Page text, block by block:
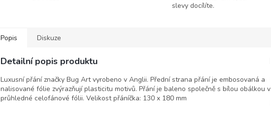
slevy docílíte.
Popis Diskuze
Detailní popis produktu
Luxusní přání značky Bug Art vyrobeno v Anglii. Přední strana přání je embosovaná a
nalisované fólie zvýrazňují plasticitu motivů. Přání je baleno společně s bílou obálkou v
průhledné celofánové fólii. Velikost přáníčka: 130 x 180 mm